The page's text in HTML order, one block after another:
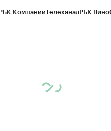
КомпанииТелеканалРБК Вино